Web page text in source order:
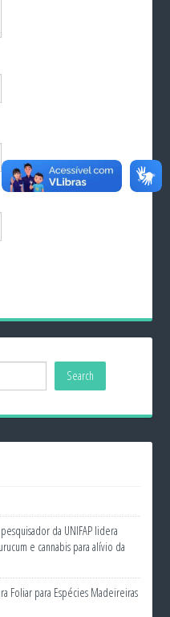
da UNIFAP lidera
e cannabis para alívio da
Foliar para Espécies Madeireiras